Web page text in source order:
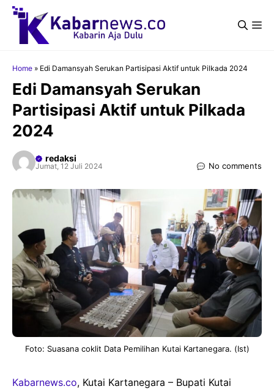
Langsung
Home » Edi Damansyah Serukan Partisipasi Aktif untuk Pilkada 2024
Edi Damansyah Serukan
Partisipasi Aktif untuk Pilkada
2024
redaksi
Jumat, 12 Juli 2024 No comments
Foto: Suasana coklit Data Pemilihan Kutai Kartanegara. (Ist)
Kabarnews.co, Kutai Kartanegara – Bupati Kutai